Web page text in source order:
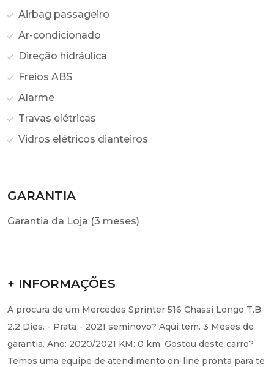
Airbag passageiro
Ar-condicionado
Direção hidráulica
Freios ABS
Alarme
Travas elétricas
Vidros elétricos dianteiros
GARANTIA
Garantia da Loja (3 meses)
+ INFORMAÇÕES
A procura de um Mercedes Sprinter 516 Chassi Longo T.B.
2.2 Dies. - Prata - 2021 seminovo? Aqui tem. 3 Meses de
garantia. Ano: 2020/2021 KM: 0 km. Gostou deste carro?
Temos uma equipe de atendimento on-line pronta para te